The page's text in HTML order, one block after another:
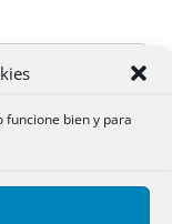
funcione bien y para